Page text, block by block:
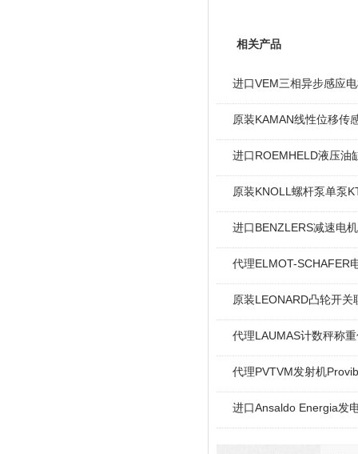
相关产品
进口VEM三相异步感应
原装KAMAN线性位移传
进口ROEMHELD液压油
原装KNOLL螺杆泵单泵
进口BENZLERS减速电
代理ELMOT-SCHAFER
原装LEONARD凸轮开关
代理LAUMAS计数秤称
代理PVTVM发射机
进口Ansaldo Energia发